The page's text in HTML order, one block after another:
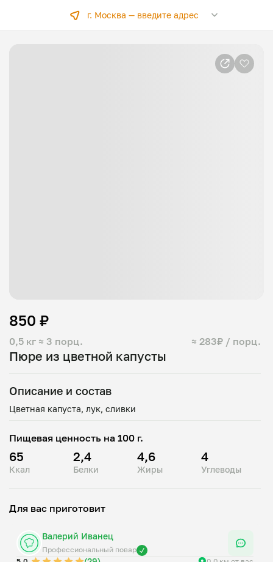
г. Москва —введите адрес
Пюре из цветной капусты
0,5 кг ≈ 3 порц. ≈ 283₽ / порц.
850 ₽
Описание и состав
Пищевая ценность на 100 г.
65
Ккал
2,4
Белки
4,6
Жиры
4
Углеводы
Для вас приготовит
Валерий Иванец
Профессиональный повар